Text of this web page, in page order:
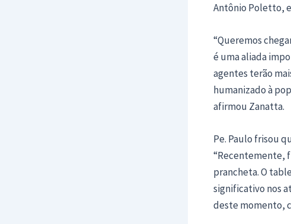
Antônio Poletto,
“Queremos
é uma aliada
agentes terão
humanizado à
afirmou Zanatta.
Pe. Paulo frisou
“Recentemente,
prancheta. O
significativo nos
deste momento,